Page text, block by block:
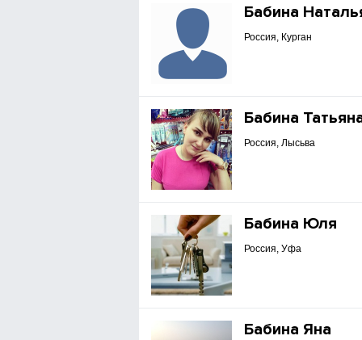
Бабина
Россия, Курган
Бабина
Россия, Лысьва
Бабина Юля
Россия, Уфа
Бабина Яна